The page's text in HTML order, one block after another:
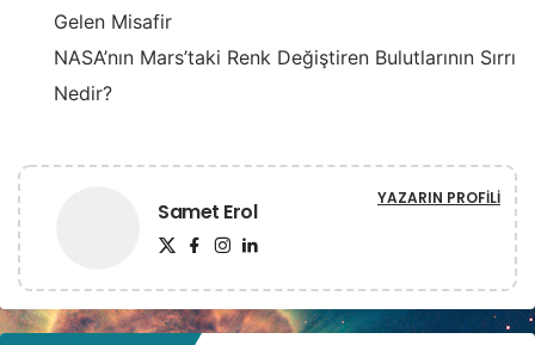
Gelen Misafir
NASA’nın Mars’taki Renk Değiştiren Bulutlarının Sırrı
Nedir?
Samet Erol YAZARIN PROFILI